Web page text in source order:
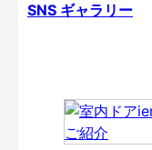
SNS ギャラリー